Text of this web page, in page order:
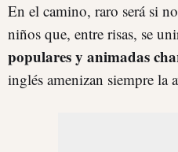
En el camino, raro será si
niños que, entre risas, se
populares y animadas
inglés amenizan siempre la